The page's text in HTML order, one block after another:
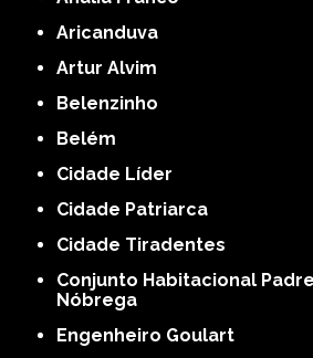
Aricanduva
Artur Alvim
Belenzinho
Belém
Cidade Líder
Cidade Patriarca
Cidade Tiradentes
Conjunto Habitacional Padre Manoel da
Nóbrega
Engenheiro Goulart